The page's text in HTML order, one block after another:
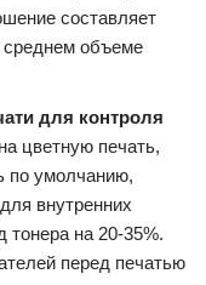
составляет
объеме
для контроля
цветную печать,
по умолчанию,
внутренних
тонера на 20-35%.
перед печатью